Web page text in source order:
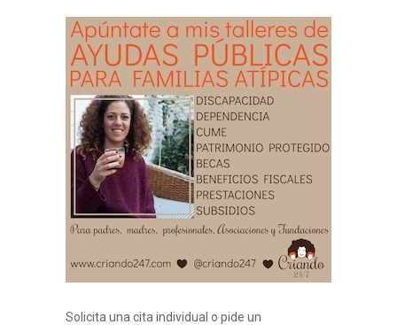
Solicita una cita individual o pide un